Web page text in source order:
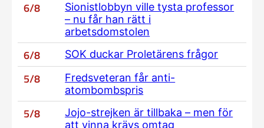
6/8
Sionistlobbyn ville tysta professor
– nu får han rätt i
arbetsdomstolen
6/8 SOK duckar Proletärens frågor
5/8
Fredsveteran får anti-
atombombspris
5/8
Jojo-strejken är tillbaka – men för
att vinna krävs omtag